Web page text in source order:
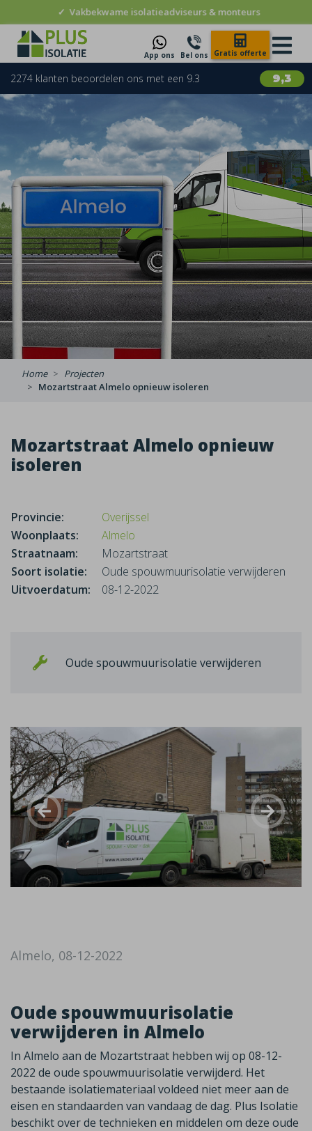
✓ Vakbekwame isolatieadviseurs & monteurs
App ons Bel ons Gratis offerte
9,3
2274 klanten beoordelen ons met een 9.3
Home
Projecten
Mozartstraat Almelo opnieuw isoleren
Mozartstraat Almelo opnieuw
isoleren
Provincie:
Overijssel
Woonplaats:
Almelo
Straatnaam:
Mozartstraat
Soort isolatie:
Oude spouwmuurisolatie verwijderen
Uitvoerdatum:
08-12-2022
Oude spouwmuurisolatie verwijderen
Almelo, 08-12-2022
Oude spouwmuurisolatie
verwijderen in Almelo
In Almelo aan de Mozartstraat hebben wij op 08-12-
2022 de oude spouwmuurisolatie verwijderd. Het
bestaande isolatiemateriaal voldeed niet meer aan de
eisen en standaarden van vandaag de dag. Plus Isolatie
beschikt over de technieken en middelen om deze oude